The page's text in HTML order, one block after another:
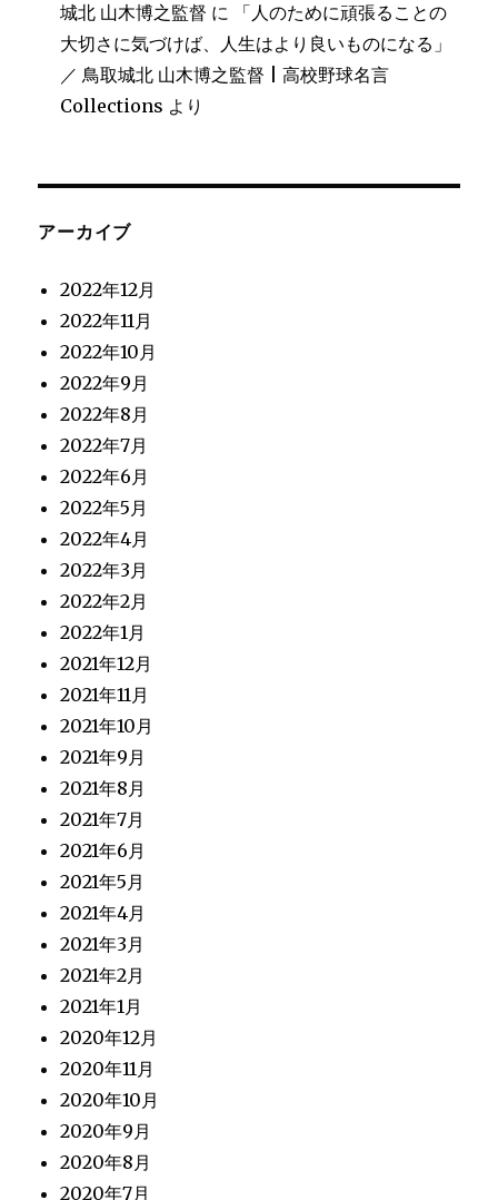
城北 山木博之監督 に
「人のために頑張ることの
大切さに気づけば、人生はより良いものになる」
／ 鳥取城北 山木博之監督 | 高校野球名言
Collections より
アーカイブ
2022年12月
2022年11月
2022年10月
2022年9月
2022年8月
2022年7月
2022年6月
2022年5月
2022年4月
2022年3月
2022年2月
2022年1月
2021年12月
2021年11月
2021年10月
2021年9月
2021年8月
2021年7月
2021年6月
2021年5月
2021年4月
2021年3月
2021年2月
2021年1月
2020年12月
2020年11月
2020年10月
2020年9月
2020年8月
2020年7月